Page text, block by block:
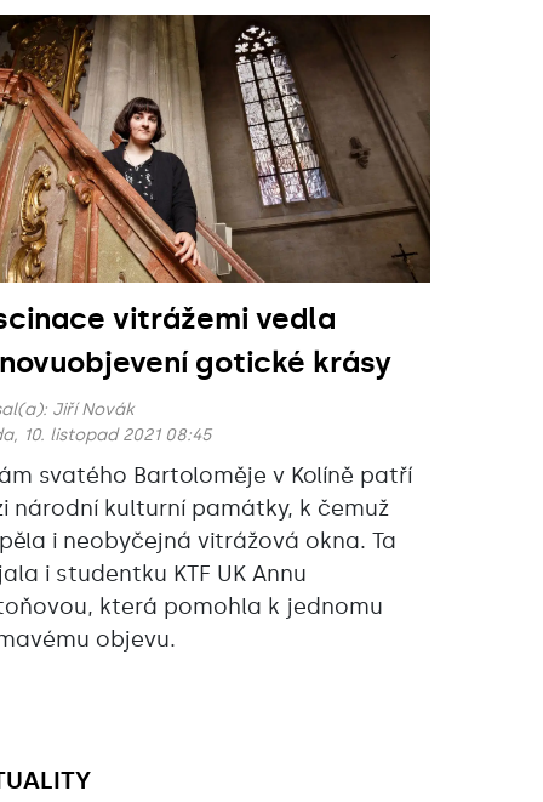
vitrážemi vedla
gotické krásy
Jiří Novák
10. listopad 2021 08:45
svatého Bartoloměje v Kolíně patří
národní kulturní památky, k čemuž
i neobyčejná vitrážová okna. Ta
i studentku KTF UK Annu
která pomohla k jednomu
objevu.